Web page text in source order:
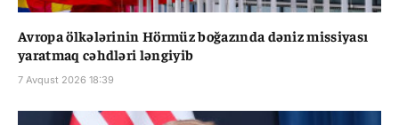
Avropa ölkələrinin Hörmüz boğazında dəniz missiyası
yaratmaq cəhdləri ləngiyib
7 Avqust 2026 18:39